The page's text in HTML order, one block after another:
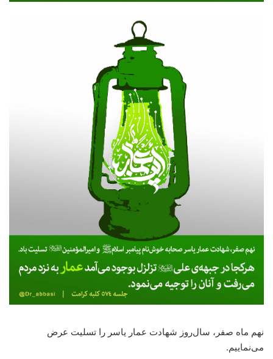
نهم ماه صفر، سال‌روز شهادت عمار یاسر را تسلیت عرض
می‌نماییم.